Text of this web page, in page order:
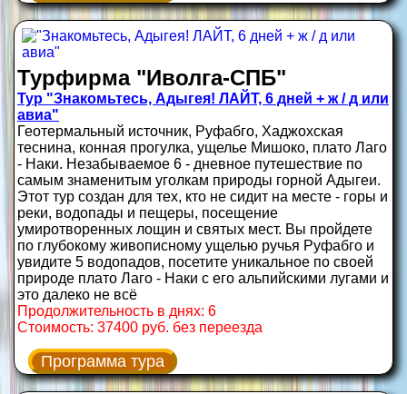
Турфирма "Иволга-СПБ"
Тур "Знакомьтесь, Адыгея! ЛАЙТ, 6 дней + ж / д или
авиа"
Геотермальный источник, Руфабго, Хаджохская
теснина, конная прогулка, ущелье Мишоко, плато Лаго
- Наки. Незабываемое 6 - дневное путешествие по
самым знаменитым уголкам природы горной Адыгеи.
Этот тур создан для тех, кто не сидит на месте - горы и
реки, водопады и пещеры, посещение
умиротворенных лощин и святых мест. Вы пройдете
по глубокому живописному ущелью ручья Руфабго и
увидите 5 водопадов, посетите уникальное по своей
природе плато Лаго - Наки с его альпийскими лугами и
это далеко не всё
Продолжительность в днях: 6
Стоимость: 37400 руб. без переезда
Программа тура